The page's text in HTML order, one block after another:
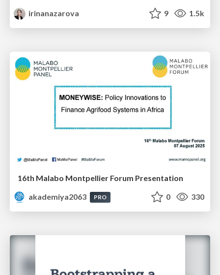
irinanazarova
9 1.5k
16th Malabo Montpellier Forum Presentation
akademiya2063
PRO 0 330